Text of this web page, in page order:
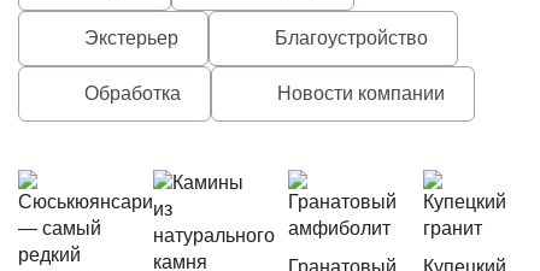
Экстерьер Благоустройство
Обработка Новости компании
Гранатовый
Купецкий